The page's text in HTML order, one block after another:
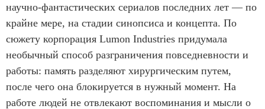
научно-фантастических сериалов последних лет — по
крайне мере, на стадии синопсиса и концепта. По
сюжету корпорация Lumon Industries придумала
необычный способ разграничения повседневности и
работы: память разделяют хирургическим путем,
после чего она блокируется в нужный момент. На
работе людей не отвлекают воспоминания и мысли о